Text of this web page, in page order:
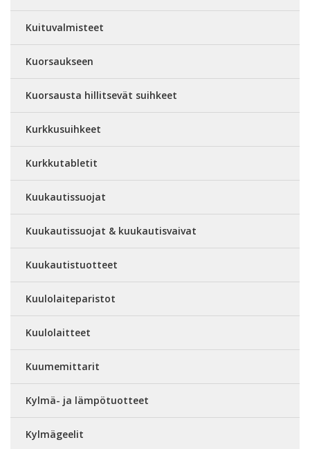
Kuituvalmisteet
Kuorsaukseen
Kuorsausta hillitsevät suihkeet
Kurkkusuihkeet
Kurkkutabletit
Kuukautissuojat
Kuukautissuojat & kuukautisvaivat
Kuukautistuotteet
Kuulolaiteparistot
Kuulolaitteet
Kuumemittarit
Kylmä- ja lämpötuotteet
Kylmägeelit